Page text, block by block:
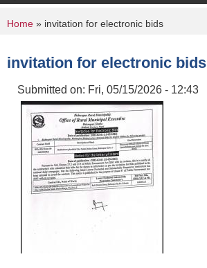
You are here
Home » invitation for electronic bids
invitation for electronic bids
Submitted on: Fri, 05/15/2026 - 12:43